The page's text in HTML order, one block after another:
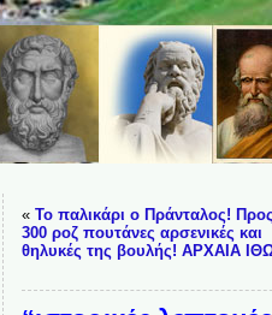
« Το παλικάρι ο Πράνταλος! Προς
300 ροζ πουτάνες αρσενικές και
θηλυκές της βουλής! ΑΡΧΑΙΑ